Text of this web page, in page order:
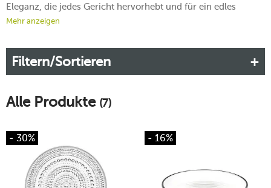
Eleganz, die jedes Gericht hervorhebt und für ein edles
Ambiente sorgt. Ob für festliche Anlässe oder den täglichen
kulinarischen Kreationen perfekt in Szene. Entdecken Sie
unsere vielfältige Auswahl an Glastellern und lassen Sie sich
von ihrer Schönheit und Funktionalität begeistern.
Mehr anzeigen
Filtern/Sortieren
Alle Produkte (7)
- 30% - 16%